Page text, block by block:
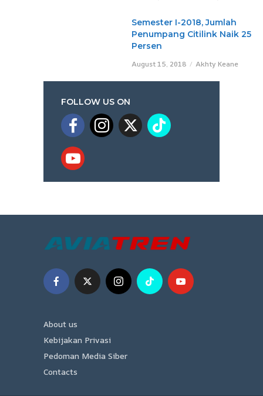
Semester I-2018, Jumlah
Penumpang Citilink Naik 25
Persen
August 15, 2018 Akhty Keane
FOLLOW US ON
About us
Kebijakan Privasi
Pedoman Media Siber
Contacts